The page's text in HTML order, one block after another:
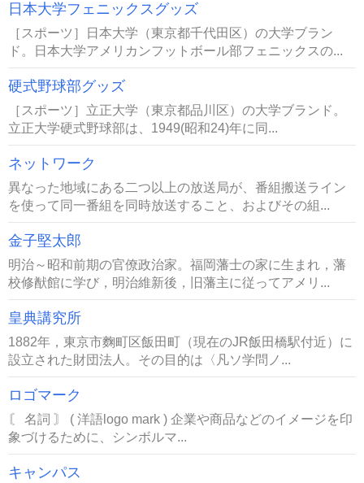
日本大学フェニックスグッズ
［スポーツ］日本大学（東京都千代田区）の大学ブラン
ド。日本大学アメリカンフットボール部フェニックスの...
硬式野球部グッズ
［スポーツ］立正大学（東京都品川区）の大学ブランド。
立正大学硬式野球部は、1949(昭和24)年に同...
ネットワーク
異なった地域にある二つ以上の放送局が、番組搬送ライン
を使って同一番組を同時放送すること、およびその組...
金子堅太郎
明治～昭和前期の官僚政治家。福岡藩士の家に生まれ，藩
校修猷館に学び，明治維新後，旧藩主に従ってアメリ...
皇典講究所
1882年，東京市麴町区飯田町（現在のJR飯田橋駅付近）に
設立された財団法人。その目的は〈凡ソ学問ノ...
ロゴマーク
〘 名詞 〙 ( 洋語logo mark ) 企業や商品などのイメージを印
象づけるために、シンボルマ...
キャンパス